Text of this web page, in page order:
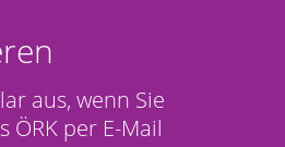
aus, wenn Sie
ÖRK per E-Mail